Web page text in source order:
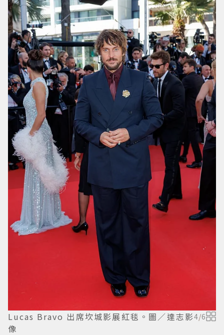
Lucas Bravo 出席坎城影展紅毯。圖／達志影
像
4/6